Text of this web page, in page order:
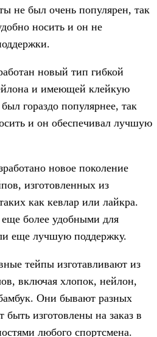
не был очень популярен, так
носить и он не
новый тип гибкой
и имеющей клейкую
гораздо популярнее, так
и он обеспечивал лучшую
новое поколение
изготовленных из
как кевлар или лайкра.
более удобными для
еще лучшую поддержку.
тейпы изготавливают из
включая хлопок, нейлон,
Они бывают разных
быть изготовлены на заказ в
любого спортсмена.